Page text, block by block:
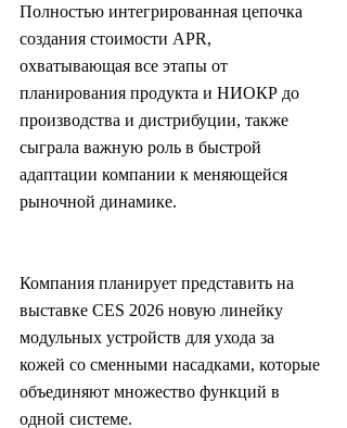
Полностью интегрированная цепочка
создания стоимости APR,
охватывающая все этапы от
планирования продукта и НИОКР до
производства и дистрибуции, также
сыграла важную роль в быстрой
адаптации компании к меняющейся
рыночной динамике.
Компания планирует представить на
выставке CES 2026 новую линейку
модульных устройств для ухода за
кожей со сменными насадками, которые
объединяют множество функций в
одной системе.